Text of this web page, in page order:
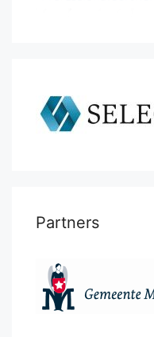
Partners